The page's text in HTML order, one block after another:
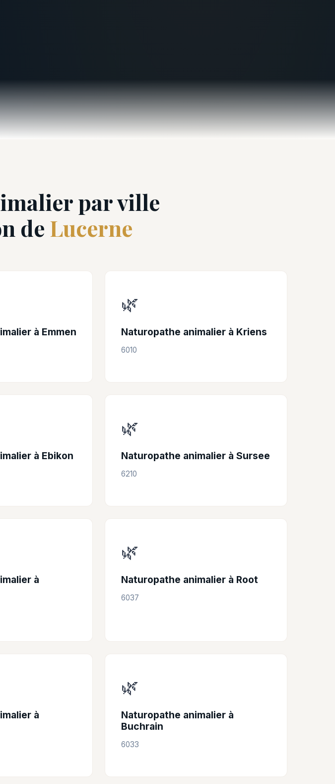
par ville
de Lucerne
à Emmen
🌿
Naturopathe animalier à Kriens
6010
à Ebikon
🌿
Naturopathe animalier à Sursee
6210
à
🌿
Naturopathe animalier à Root
6037
à
🌿
Naturopathe animalier à
Buchrain
6033